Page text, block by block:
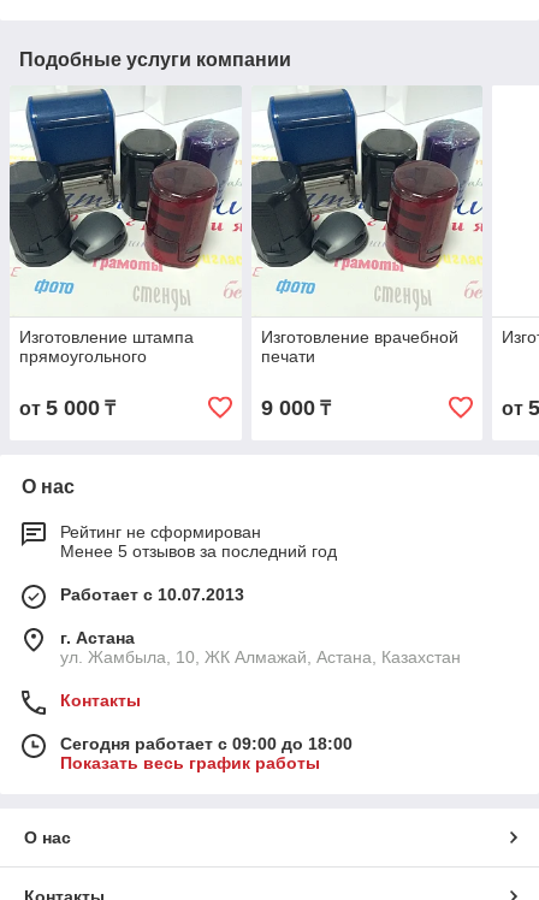
Подобные услуги компании
Изготовление штампа
прямоугольного
от 5 000 ₸
Изготовление врачебной
печати
9 000₸ от
О нас
Рейтинг не сформирован
Менее 5 отзывов за последний год
Работает с 10.07.2013
г. Астана
ул. Жамбыла, 10, ЖК Алмажай, Астана, Казахстан
Контакты
Сегодня работает с 09:00 до 18:00
Показать весь график работы
О нас